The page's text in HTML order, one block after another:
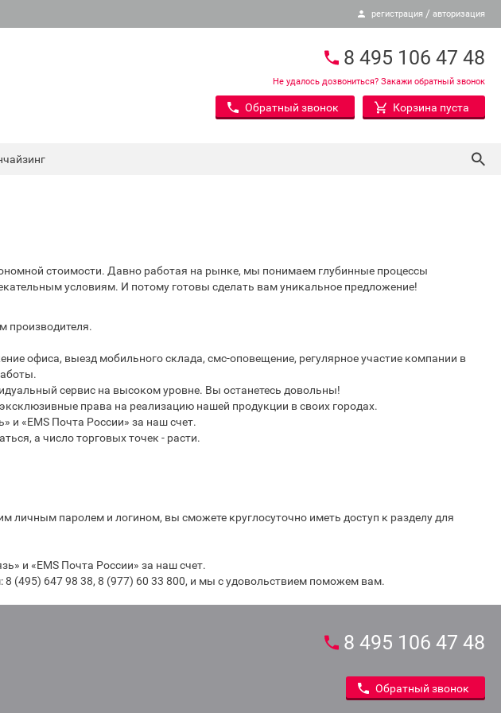
регистрация / авторизация
8 495 106 47 48
Не удалось дозвониться? Закажи обратный звонок
Обратный звонок Корзина пуста
стоимости. Давно работая на рынке, мы понимаем глубинные процессы
условиям. И потому готовы сделать вам уникальное предложение!
производителя.
офиса, выезд мобильного склада, смс-оповещение, регулярное участие компании в
сервис на высоком уровне. Вы останетесь довольны!
права на реализацию нашей продукции в своих городах.
и «EMS Почта России» за наш счет.
а число торговых точек - расти.
личным паролем и логином, вы сможете круглосуточно иметь доступ к разделу для
и «EMS Почта России» за наш счет.
(495) 647 98 38, 8 (977) 60 33 800, и мы с удовольствием поможем вам.
8 495 106 47 48
Обратный звонок